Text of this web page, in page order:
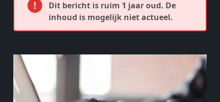
Dit bericht is ruim 1 jaar oud. De
inhoud is mogelijk niet actueel.